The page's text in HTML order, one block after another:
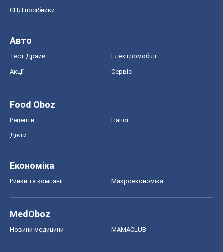
СНД посібники
Авто
Тест Драйв Електромобілі
Акції Сервіс
Food Oboz
Рецепти Напої
Дієти
Економіка
Ринки та компанії Макроекономіка
MedOboz
Новини медицини MAMACLUB